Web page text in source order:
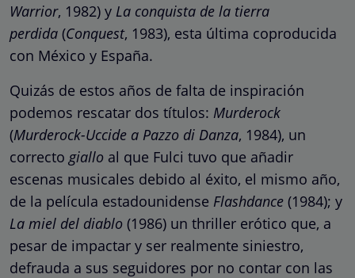
Warrior, 1982) y La conquista de la tierra
perdida (Conquest, 1983), esta última coproducida
con México y España.
Quizás de estos años de falta de inspiración
podemos rescatar dos títulos: Murderock
(Murderock-Uccide a Pazzo di Danza, 1984), un
correcto giallo al que Fulci tuvo que añadir
escenas musicales debido al éxito, el mismo año,
de la película estadounidense Flashdance (1984); y
La miel del diablo (1986) un thriller erótico que, a
pesar de impactar y ser realmente siniestro,
defrauda a sus seguidores por no contar con las